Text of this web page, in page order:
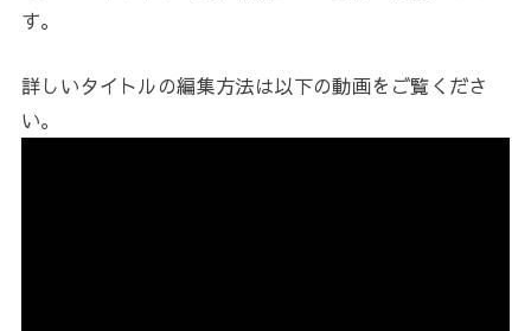
す。
詳しいタイトルの編集方法は以下の動画をご覧くださ
い。